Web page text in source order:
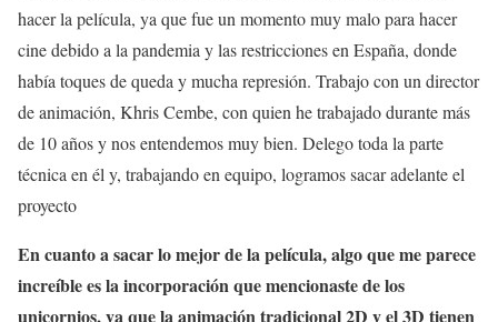
hacer la película, ya que fue un momento muy malo para hacer
cine debido a la pandemia y las restricciones en España, donde
había toques de queda y mucha represión. Trabajo con un director
de animación, Khris Cembe, con quien he trabajado durante más
de 10 años y nos entendemos muy bien. Delego toda la parte
técnica en él y, trabajando en equipo, logramos sacar adelante el
proyecto
En cuanto a sacar lo mejor de la película, algo que me parece
increíble es la incorporación que mencionaste de los
unicornios, ya que la animación tradicional 2D y el 3D tienen